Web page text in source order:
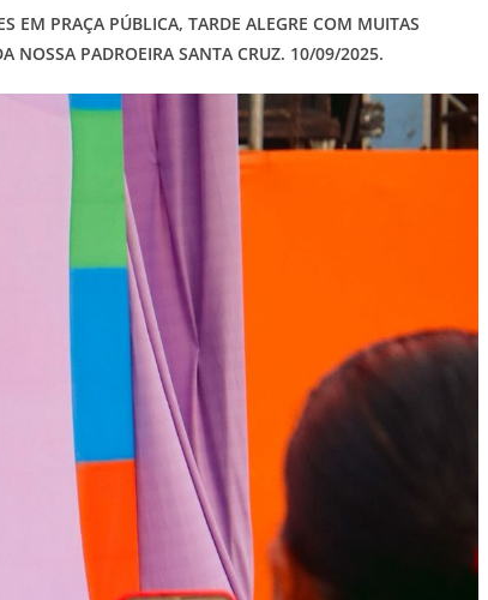
EM PRAÇA PÚBLICA, TARDE ALEGRE COM MUITAS
NOSSA PADROEIRA SANTA CRUZ. 10/09/2025.